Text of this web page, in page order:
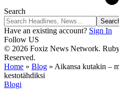
Search
Have an existing account? Sign In
Follow US
© 2026 Foxiz News Network.
Reserved.
Home » Blog » Aikansa kutakin –
kestotähdiksi
Blogi